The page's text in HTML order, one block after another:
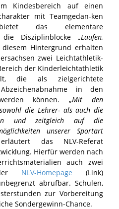
Kindesbereich auf einen
mit Teamgedan-ken
das elementare
Disziplinblöcke „Laufen,
diesem Hintergrund erhalten
zwei Leichtathletik-
der Kinderleichtathletik
die als zielgerichtete
in den
können. „Mit den
die Lehrer- als auch die
und zeitgleich auf die
unserer Sportart
das NLV-Referat
Hierfür werden nach
auch zwei
NLV-Homepage (Link)
abrufbar. Schulen,
zur Vorbereitung
Sondergewinn-Chance.